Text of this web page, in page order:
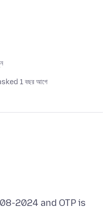
1 বছর আগে
2024 and OTP is